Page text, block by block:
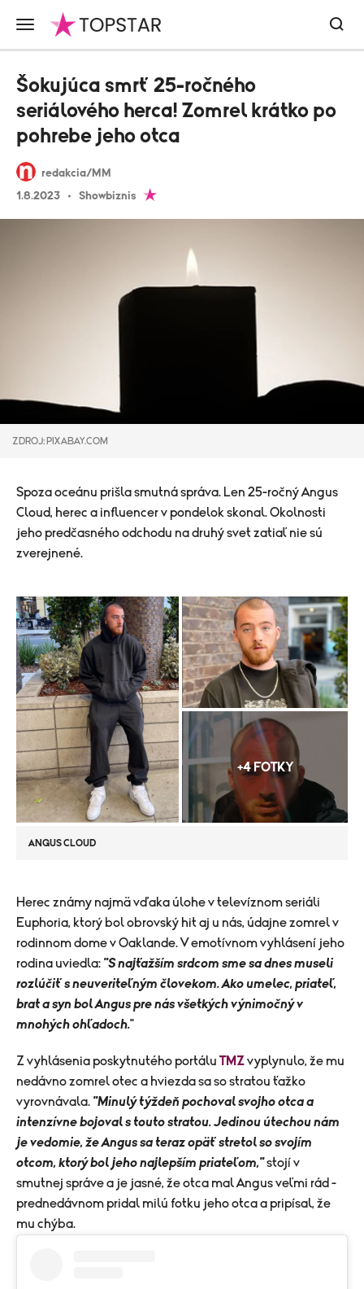
redakcia/MM
1.8.2023
Showbiznis
Šokujúca smrť 25-ročného
seriálového herca! Zomrel krátko po
pohrebe jeho otca
ZDROJ: PIXABAY.COM
Spoza oceánu prišla smutná správa. Len 25-ročný Angus
Cloud, herec a influencer v pondelok skonal. Okolnosti
jeho predčasného odchodu na druhý svet zatiaľ nie sú
zverejnené.
+4 FOTKY
ANGUS CLOUD
​Herec známy najmä vďaka úlohe v televíznom seriáli
Euphoria, ktorý bol obrovský hit aj u nás, údajne zomrel v
rodinnom dome v Oaklande. V emotívnom vyhlásení jeho
rodina uviedla: "S najťažším srdcom sme sa dnes museli
rozlúčiť s neuveriteľným človekom. Ako umelec, priateľ,
brat a syn bol Angus pre nás všetkých výnimočný v
mnohých ohľadoch."
Z vyhlásenia poskytnutého portálu TMZvyplynulo, že mu
nedávno zomrel otec a hviezda sa so stratou ťažko
vyrovnávala. "Minulý týždeň pochoval svojho otca a
intenzívne bojoval s touto stratou. Jedinou útechou nám
je vedomie, že Angus sa teraz opäť stretol so svojím
otcom, ktorý bol jeho najlepším priateľom,"stojí v
smutnej správe a je jasné, že otca mal Angus veľmi rád -
prednedávnom pridal milú fotku jeho otca a pripísal, že
mu chýba.